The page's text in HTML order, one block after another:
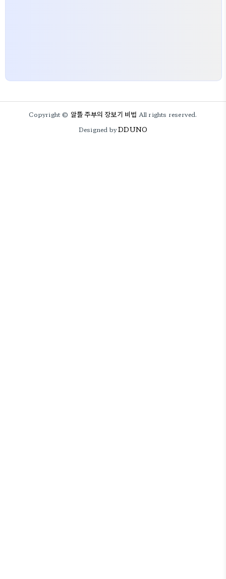
Copyright © 알뜰 주부의 장보기 비법 All rights reserved.
Designed byDDUNO